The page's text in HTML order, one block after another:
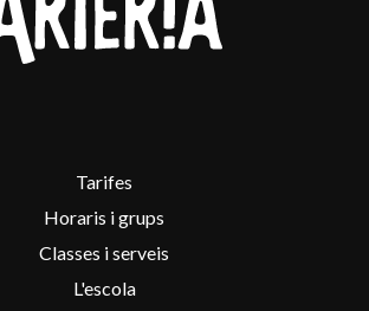
Tarifes
Horaris i grups
Classes i serveis
L'escola